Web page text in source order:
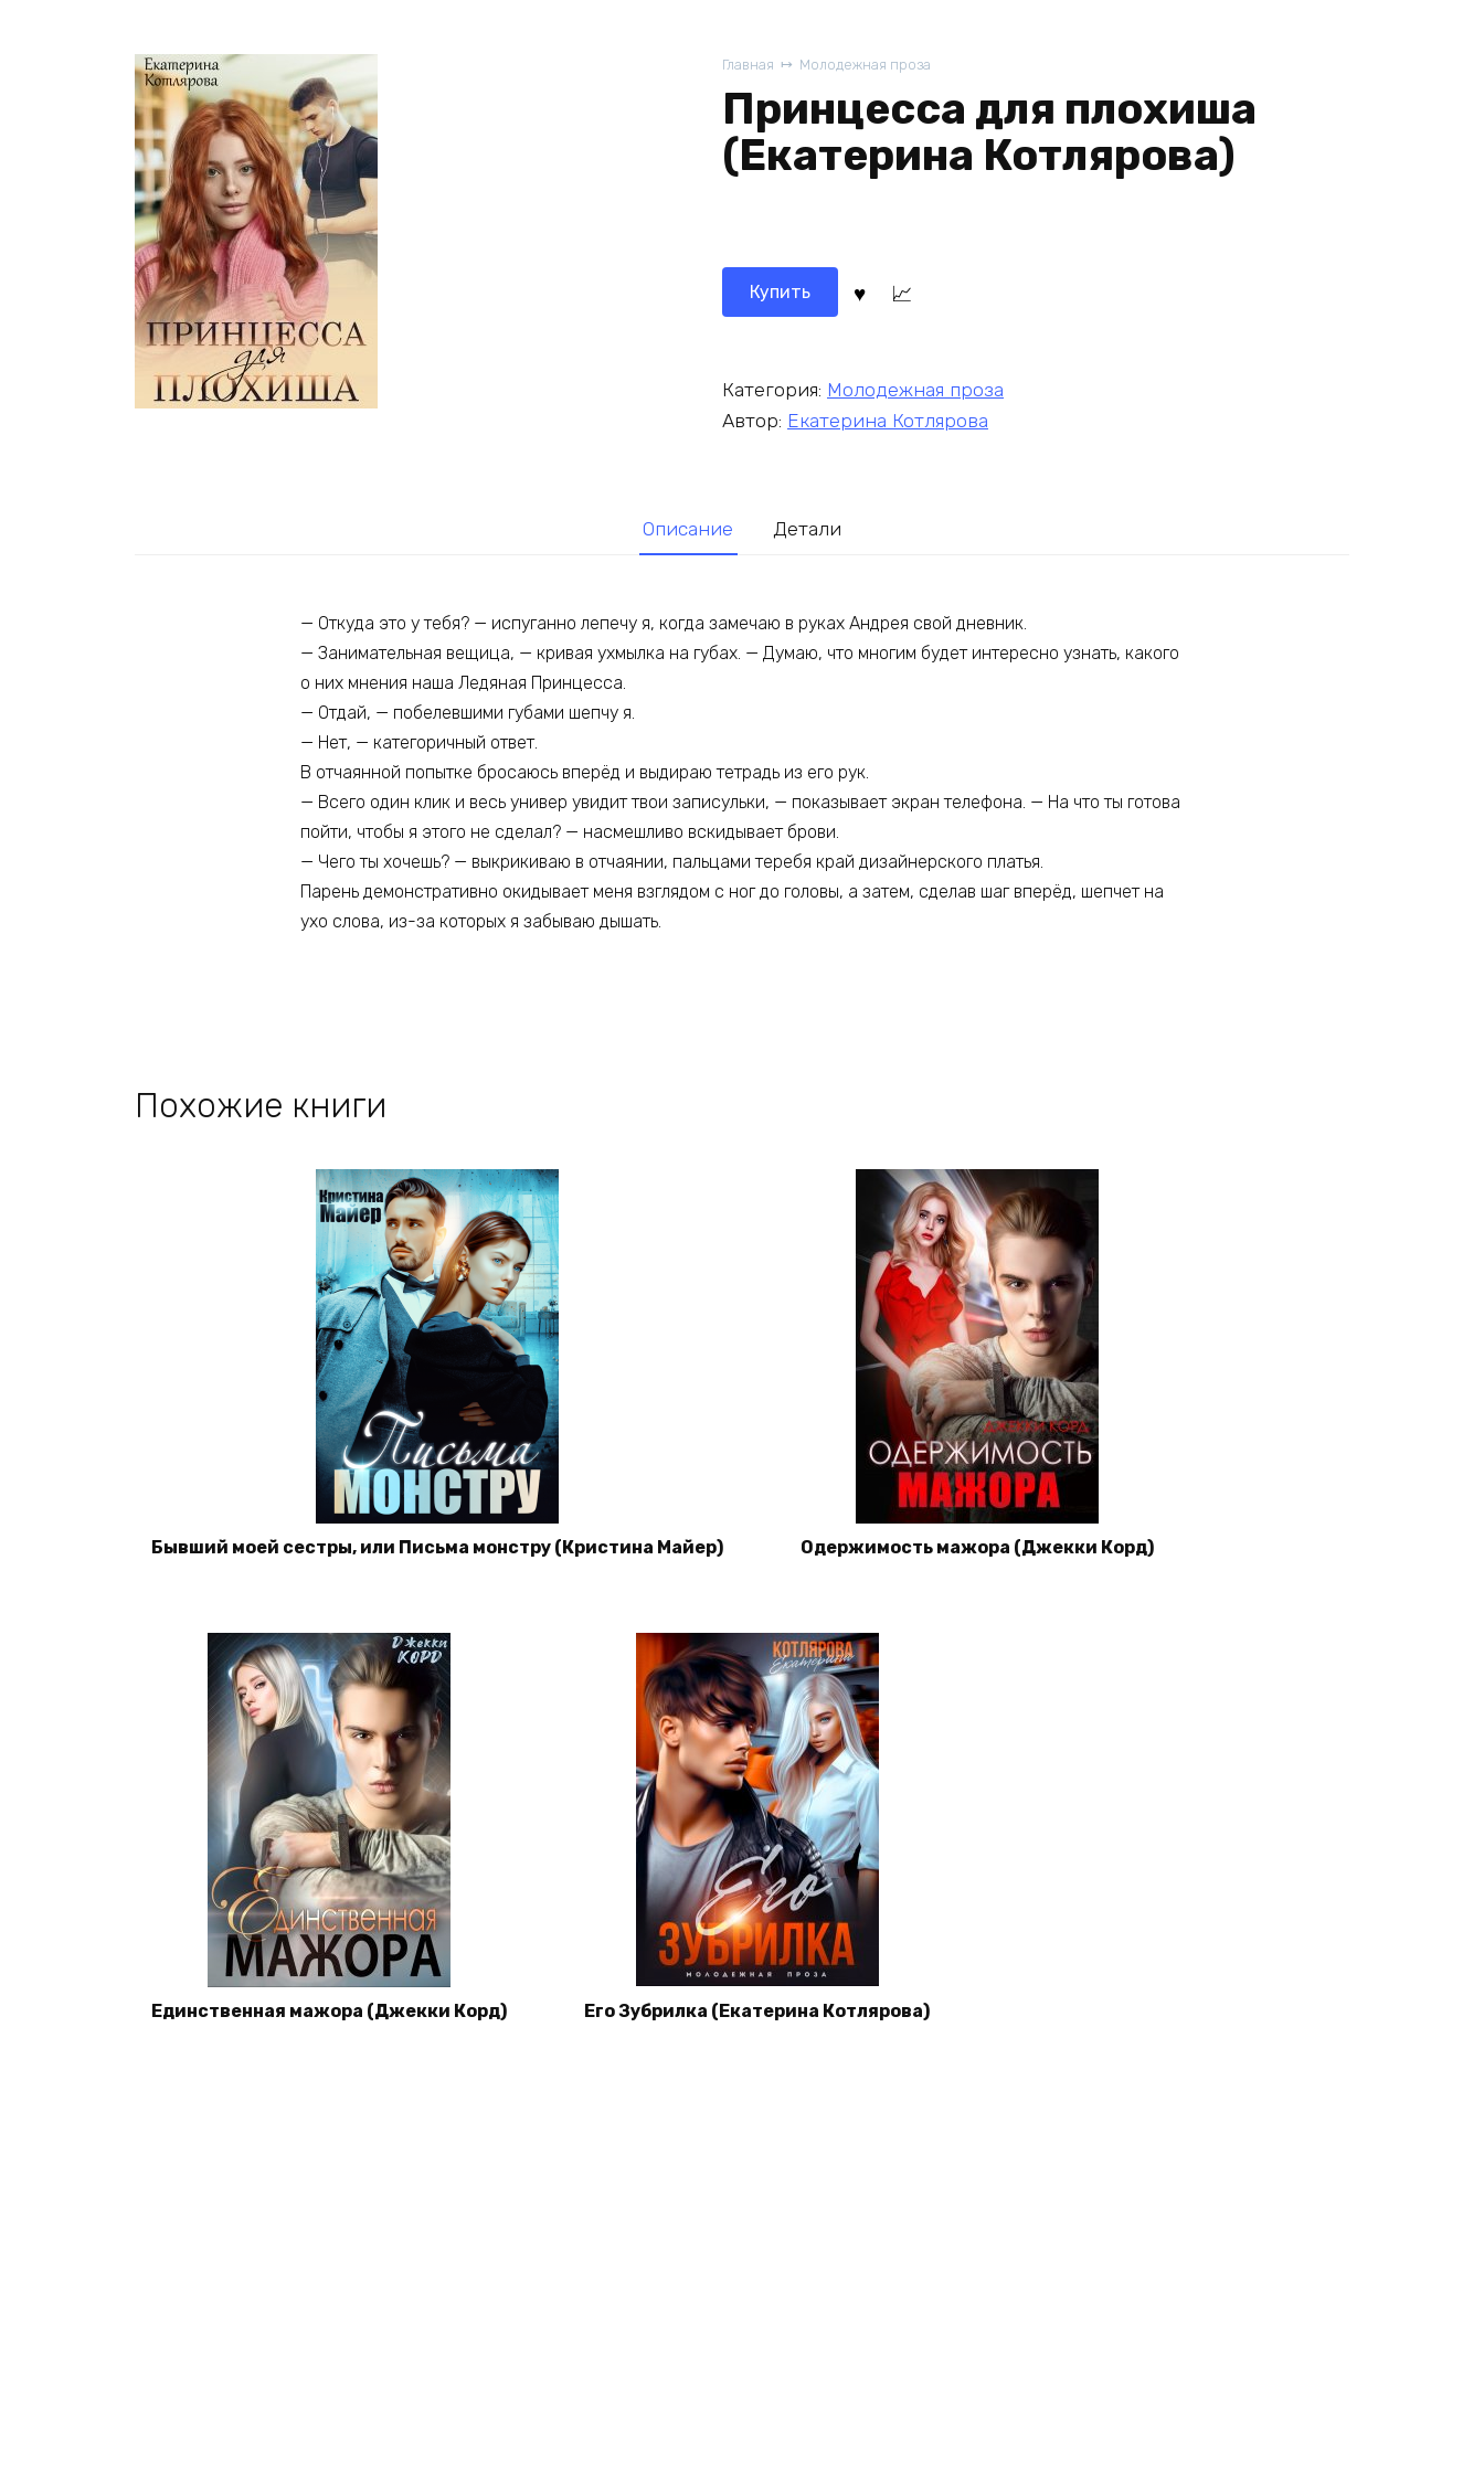
Главная Молодежная проза
Принцесса для плохиша
(Екатерина Котлярова)
Купить
Категория: Молодежная проза
Автор: Екатерина Котлярова
Описание Детали
— Откуда это у тебя? — испуганно лепечу я, когда замечаю в руках Андрея свой дневник.
— Занимательная вещица, — кривая ухмылка на губах. — Думаю, что многим будет интересно узнать, какого
о них мнения наша Ледяная Принцесса.
— Отдай, — побелевшими губами шепчу я.
— Нет, — категоричный ответ.
В отчаянной попытке бросаюсь вперёд и выдираю тетрадь из его рук.
— Всего один клик и весь универ увидит твои записульки, — показывает экран телефона. — На что ты готова
пойти, чтобы я этого не сделал? — насмешливо вскидывает брови.
— Чего ты хочешь? — выкрикиваю в отчаянии, пальцами теребя край дизайнерского платья.
Парень демонстративно окидывает меня взглядом с ног до головы, а затем, сделав шаг вперёд, шепчет на
ухо слова, из-за которых я забываю дышать.
Похожие книги
Бывший моей сестры, или Письма монстру (Кристина Майер) Одержимость мажора (Джекки Корд)
Единственная мажора (Джекки Корд) Его Зубрилка (Екатерина Котлярова)